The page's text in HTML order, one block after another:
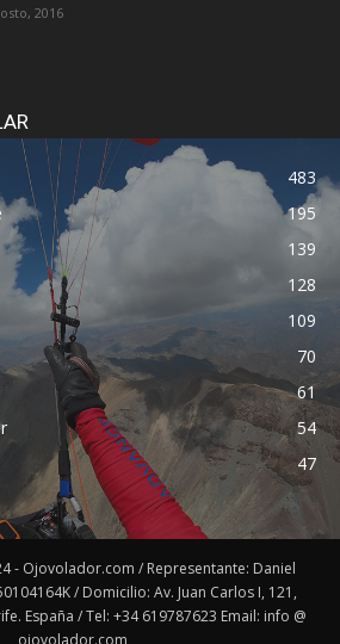
2016
483
195
139
128
109
70
61
54
47
- Ojovolador.com / Representante: Daniel
/ Domicilio: Av. Juan Carlos I, 121,
España / Tel: +34 619787623 Email: info @
ojovolador.com